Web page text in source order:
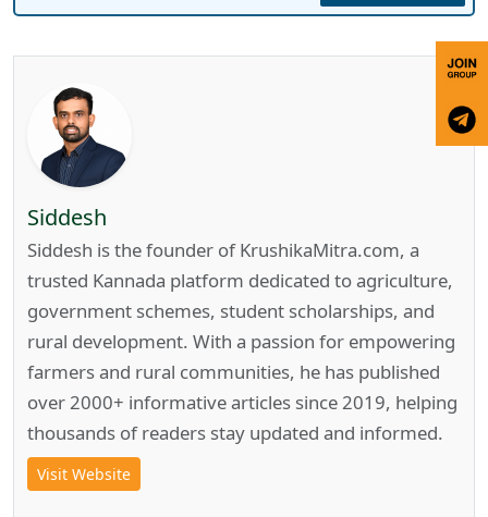
Siddesh
Siddesh is the founder of KrushikaMitra.com, a
trusted Kannada platform dedicated to agriculture,
government schemes, student scholarships, and
rural development. With a passion for empowering
farmers and rural communities, he has published
over 2000+ informative articles since 2019, helping
thousands of readers stay updated and informed.
Visit Website